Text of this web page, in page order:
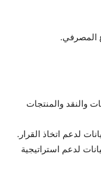
المصرفي.
والنقد والمنتجات
لدعم اتخاذ القرار.
لدعم استراتيجية